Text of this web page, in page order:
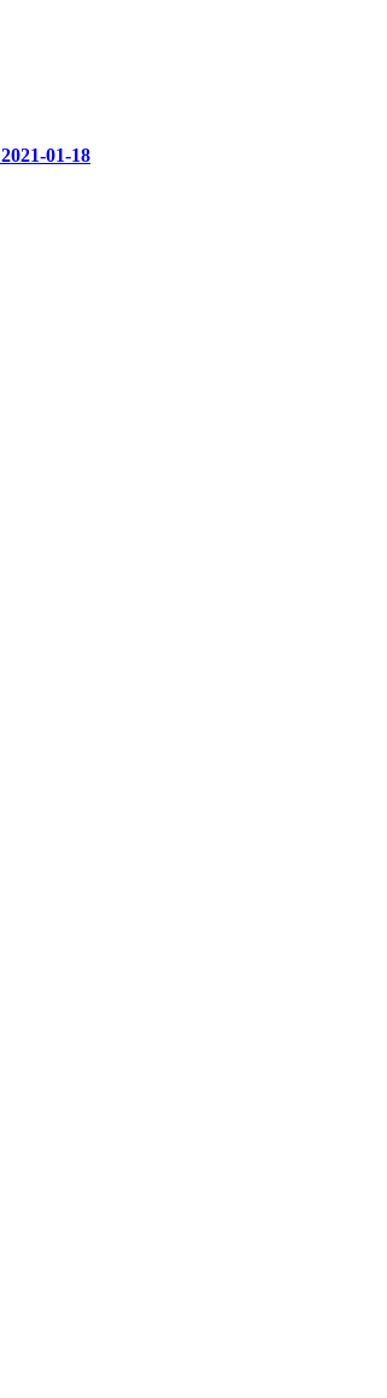
2021-01-18